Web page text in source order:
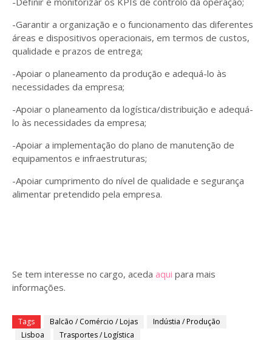
-Garantir a organização e o funcionamento das diferentes
áreas e dispositivos operacionais, em termos de custos,
qualidade e prazos de entrega;
-Apoiar o planeamento da produção e adequá-lo às
necessidades da empresa;
-Apoiar o planeamento da logística/distribuição e adequá-
lo às necessidades da empresa;
-Apoiar a implementação do plano de manutenção de
equipamentos e infraestruturas;
-Apoiar cumprimento do nível de qualidade e segurança
alimentar pretendido pela empresa.
Se tem interesse no cargo, aceda aqui para mais
informações.
Tags Balcão / Comércio / Lojas
Indústia / Produção
Lisboa
Trasportes / Logística